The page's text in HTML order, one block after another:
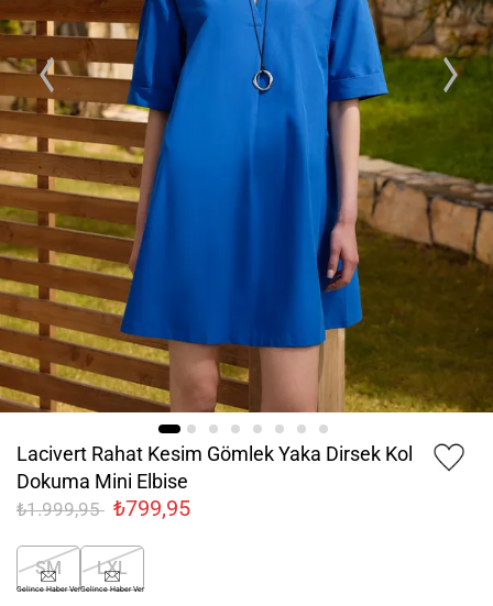
Lacivert Rahat Kesim Gömlek Yaka Dirsek Kol
Dokuma Mini Elbise
₺1.999,95 ₺799,95
SM
Gelince Haber Ver
LXL
Gelince Haber Ver